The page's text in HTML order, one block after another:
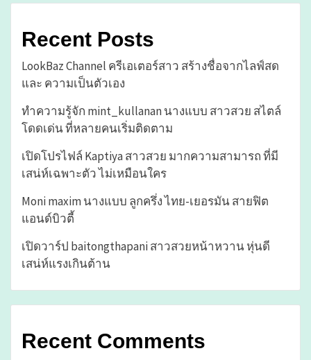
Recent Posts
LookBaz Channel ครีเอเตอร์สาว สร้างชื่อจากไลฟ์สด
และ ความเป็นตัวเอง
ทำความรู้จัก mint_kullanan นางแบบ สาวสวย สไตล์
โดดเด่น ที่หลายคนเริ่มติดตาม
เปิดโปรไฟล์ Kaptiya สาวสวย มากความสามารถ ที่มี
เสน่ห์เฉพาะตัว ไม่เหมือนใคร
Moni maxim นางแบบ ลูกครึ่ง ไทย-เยอรมัน สายฟิต
แอนด์บิวตี้
เปิดวาร์ป baitongthapani สาวสวยหน้าหวาน หุ่นดี
เสน่ห์แรงเกินต้าน
Recent Comments